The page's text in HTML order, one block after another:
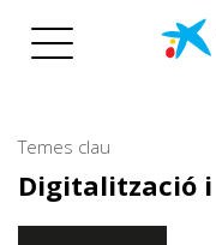
Temes clau
Digitalització